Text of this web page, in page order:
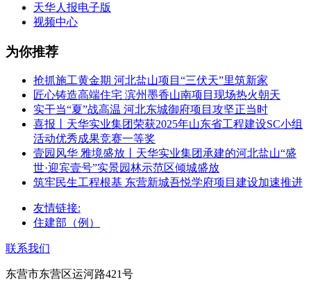
天华人报电子版
视频中心
为你推荐
抢抓施工黄金期 河北盐山项目“三伏天”里筑新家
匠心铸造高端住宅 滨州墨香山南项目现场热火朝天
实干当“夏”战高温 河北东城御府项目攻坚正当时
喜报丨天华实业集团荣获2025年山东省工程建设SC小组
活动优秀成果竞赛一等奖
壹园风华 雅境盛放丨天华实业集团承建的河北盐山“盛
世·迎宾壹号”实景园林示范区倾城盛放
筑牢民生工程根基 东营新城吾悦学府项目建设加速推进
友情链接:
住建部（例）
联系我们
东营市东营区运河路421号